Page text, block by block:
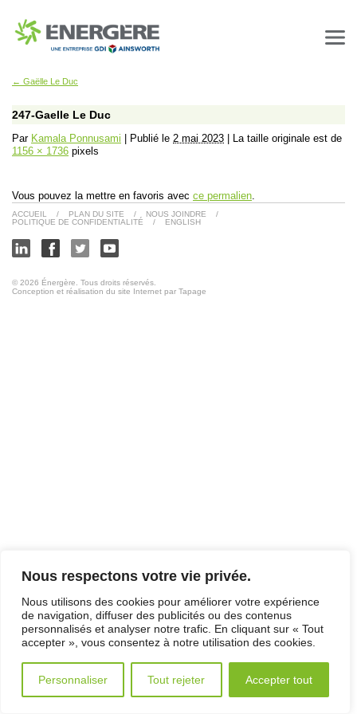
Nous respectons votre vie privée.
Nous utilisons des cookies pour améliorer votre expérience
de navigation, diffuser des publicités ou des contenus
personnalisés et analyser notre trafic. En cliquant sur « Tout
accepter », vous consentez à notre utilisation des cookies.
Personnaliser Tout rejeter Accepter tout
← Gaëlle Le Duc
247-Gaelle Le Duc
Par Kamala Ponnusami Publié le 2 mai 2023
La taille originale est de
1156 × 1736 pixels
Vous pouvez la mettre en favoris avec ce permalien
ACCUEIL / PLAN DU SITE / NOUS JOINDRE
/
POLITIQUE DE CONFIDENTIALITÉ
/ ENGLISH
© 2026 Énergère. Tous droits réservés.
Conception et réalisation du site Internet par Tapage